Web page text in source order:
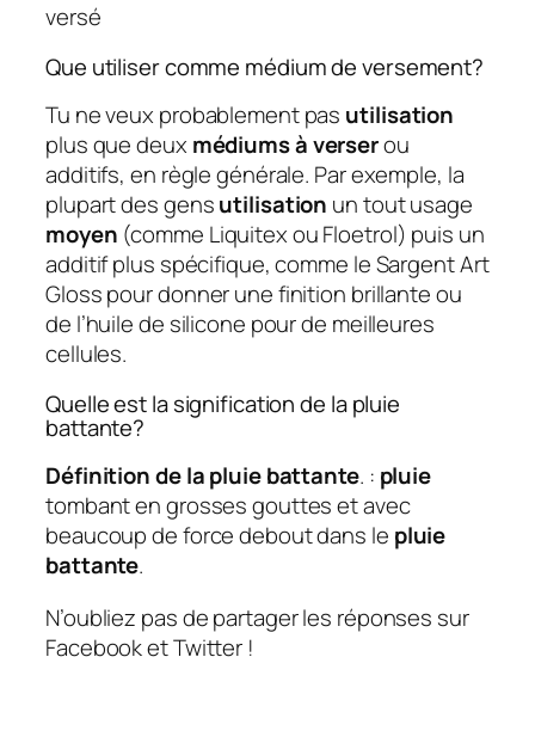
versé
Que utiliser comme médium de versement?
Tu ne veux probablement pas utilisation
plus que deux médiums à verserou
additifs, en règle générale. Par exemple, la
plupart des gensutilisation un tout usage
moyen (comme Liquitex ou Floetrol) puis un
additif plus spécifique, comme le Sargent Art
Gloss pour donner une finition brillante ou
de l’huile de silicone pour de meilleures
cellules.
Quelle est la signification de la pluie
battante?
Définition de la pluie battante. : pluie
tombant en grosses gouttes et avec
beaucoup de force debout dans le pluie
battante.
N’oubliez pas de partager les réponses sur
Facebook et Twitter !